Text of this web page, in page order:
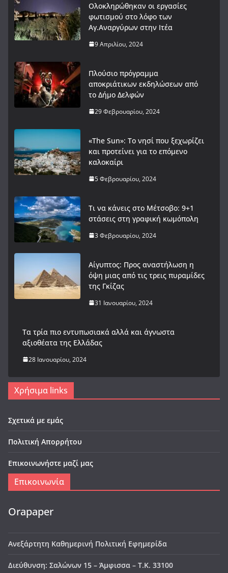
Ολοκληρώθηκαν οι εργασίες
φωτισμού στο λόφο των
Αγ.Αναργύρων στην Ιτέα
9 Απριλίου, 2024
Πλούσιο πρόγραμμα
αποκριάτικων εκδηλώσεων από
το Δήμο Δελφών
29 Φεβρουαρίου, 2024
«The Sun»: Το νησί που ξεχωρίζει
και προτείνει για το επόμενο
καλοκαίρι
5 Φεβρουαρίου, 2024
Τι να κάνεις στο Μέτσοβο: 9+1
στάσεις στη γραφική κωμόπολη
3 Φεβρουαρίου, 2024
Αίγυπτος: Προς αναστήλωση η
όψη μιας από τις τρεις πυραμίδες
της Γκίζας
31 Ιανουαρίου, 2024
Tα τρία πιο εντυπωσιακά αλλά και άγνωστα
αξιοθέατα της Ελλάδας
28 Ιανουαρίου, 2024
Χρήσιμα links
Σχετικά με εμάς
Πολιτική Απορρήτου
Επικοινωνήστε μαζί μας
Επικοινωνία
Orapaper
Ανεξάρτητη Καθημερινή Πολιτική Εφημερίδα
Διεύθυνση: Σαλώνων 15 – Άμφισσα – Τ.Κ. 33100